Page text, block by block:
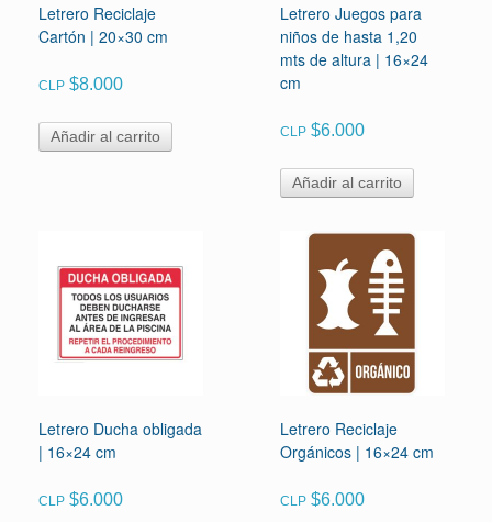
Letrero Reciclaje
Cartón | 20×30 cm
CLP $8.000
Añadir al carrito
Letrero Juegos para
niños de hasta 1,20
mts de altura | 16×24
cm
CLP $6.000
Añadir al carrito
Letrero Ducha obligada
| 16×24 cm
CLP $6.000
Letrero Reciclaje
Orgánicos | 16×24 cm
CLP $6.000